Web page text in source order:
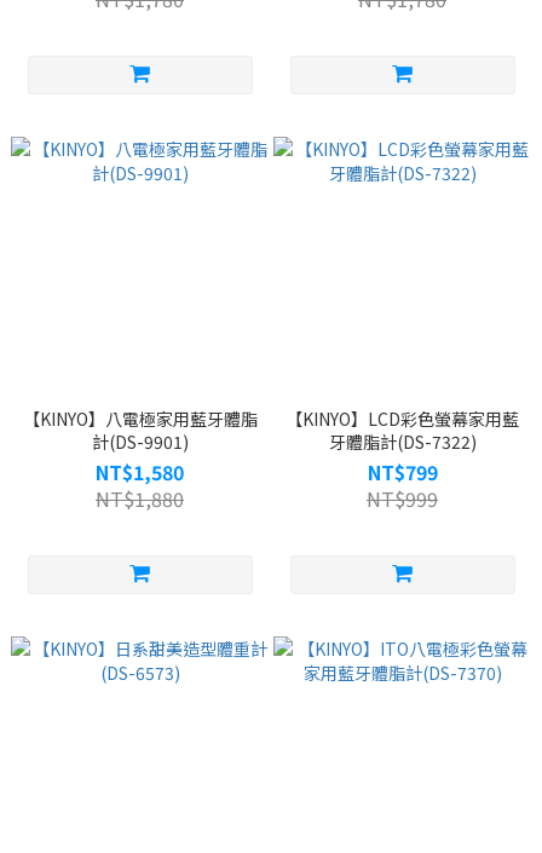
【KINYO】八電極家用藍牙體脂
計(DS-9901)
NT$1,580
NT$1,880
【KINYO】LCD彩色螢幕家用藍
牙體脂計(DS-7322)
NT$799
NT$999